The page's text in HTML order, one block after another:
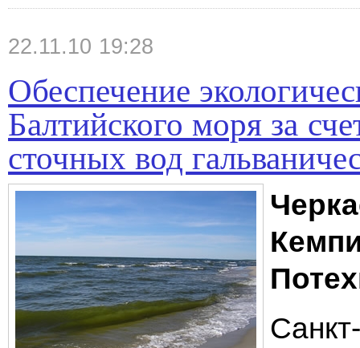
22.11.10 19:28
Обеспечение
Балтийского моря за
сточных вод